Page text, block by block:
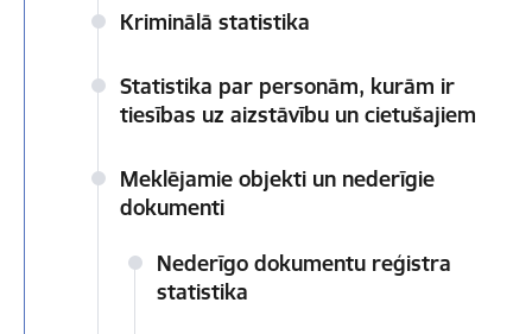
Kriminālā statistika
Statistika par personām, kurām ir
tiesības uz aizstāvību un cietušajiem
Meklējamie objekti un nederīgie
dokumenti
Nederīgo dokumentu reģistra
statistika